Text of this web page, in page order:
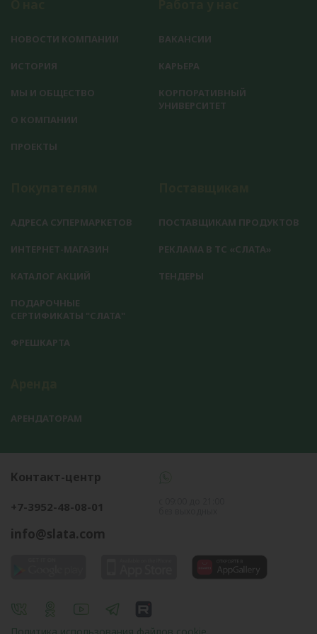
НОВОСТИ КОМПАНИИ
ИСТОРИЯ
МЫ И ОБЩЕСТВО
О КОМПАНИИ
ПРОЕКТЫ
ВАКАНСИИ
КАРЬЕРА
КОРПОРАТИВНЫЙ
УНИВЕРСИТЕТ
АДРЕСА СУПЕРМАРКЕТОВ
ИНТЕРНЕТ-МАГАЗИН
КАТАЛОГ АКЦИЙ
ПОДАРОЧНЫЕ
СЕРТИФИКАТЫ "СЛАТА"
ФРЕШКАРТА
ПОСТАВЩИКАМ ПРОДУКТОВ
РЕКЛАМА В ТС «СЛАТА»
ТЕНДЕРЫ
АРЕНДАТОРАМ
Контакт-центр
+7-3952-48-08-01
info@slata.com
Политика использования файлов cookie